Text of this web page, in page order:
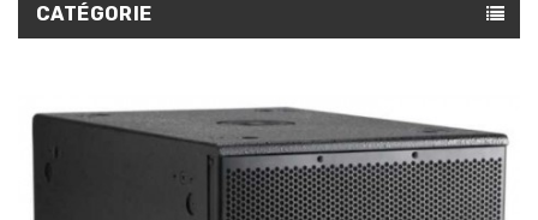
CATÉGORIE